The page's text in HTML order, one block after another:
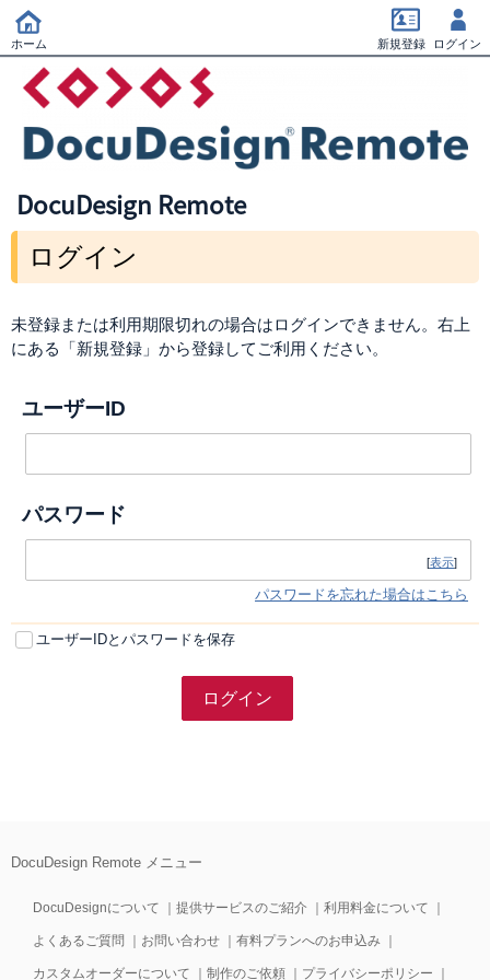
DocuDesign Remote
ログイン
未登録または利用期限切れの場合はログインできません。右上
にある「新規登録」から登録してご利用ください。
ユーザーID
パスワード
[表示]
パスワードを忘れた場合はこちら
ユーザーIDとパスワードを保存
DocuDesign Remote メニュー
DocuDesignについて 提供サービスのご紹介 利用料金について
よくあるご質問 お問い合わせ 有料プランへのお申込み
カスタムオーダーについて 制作のご依頼 プライバシーポリシー
ホーム 新規登録 ログイン